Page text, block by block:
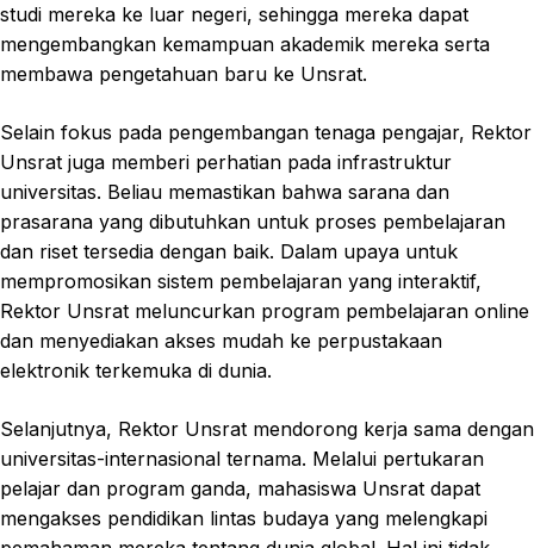
studi mereka ke luar negeri, sehingga mereka dapat
mengembangkan kemampuan akademik mereka serta
membawa pengetahuan baru ke Unsrat.
Selain fokus pada pengembangan tenaga pengajar, Rektor
Unsrat juga memberi perhatian pada infrastruktur
universitas. Beliau memastikan bahwa sarana dan
prasarana yang dibutuhkan untuk proses pembelajaran
dan riset tersedia dengan baik. Dalam upaya untuk
mempromosikan sistem pembelajaran yang interaktif,
Rektor Unsrat meluncurkan program pembelajaran online
dan menyediakan akses mudah ke perpustakaan
elektronik terkemuka di dunia.
Selanjutnya, Rektor Unsrat mendorong kerja sama dengan
universitas-internasional ternama. Melalui pertukaran
pelajar dan program ganda, mahasiswa Unsrat dapat
mengakses pendidikan lintas budaya yang melengkapi